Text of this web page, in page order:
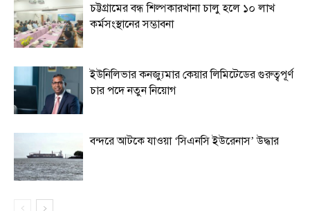
চট্টগ্রামের বন্ধ শিল্পকারখানা চালু হলে ১০ লাখ
কর্মসংস্থানের সম্ভাবনা
ইউনিলিভার কনজ্যুমার কেয়ার লিমিটেডের গুরুত্বপূর্ণ
চার পদে নতুন নিয়োগ
বন্দরে আটকে যাওয়া ‘সিএনসি ইউরেনাস’ উদ্ধার